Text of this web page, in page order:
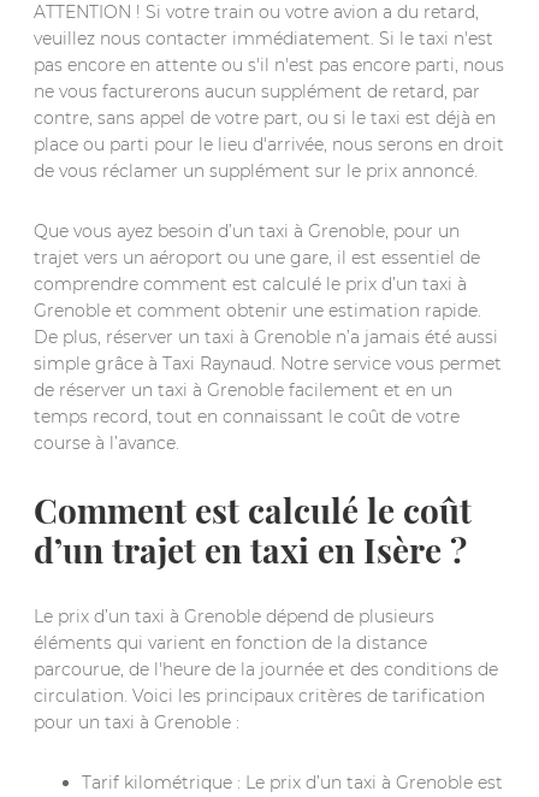
ATTENTION ! Si votre train ou votre avion a du retard,
veuillez nous contacter immédiatement. Si le taxi n'est
pas encore en attente ou s'il n'est pas encore parti, nous
ne vous facturerons aucun supplément de retard, par
contre, sans appel de votre part, ou si le taxi est déjà en
place ou parti pour le lieu d'arrivée, nous serons en droit
de vous réclamer un supplément sur le prix annoncé.
Que vous ayez besoin d’un taxi à Grenoble, pour un
trajet vers un aéroport ou une gare, il est essentiel de
comprendre comment est calculé le prix d’un taxi à
Grenoble et comment obtenir une estimation rapide.
De plus, réserver un taxi à Grenoble n’a jamais été aussi
simple grâce à Taxi Raynaud. Notre service vous permet
de réserver un taxi à Grenoble facilement et en un
temps record, tout en connaissant le coût de votre
course à l’avance.
Comment est calculé le coût
d’un trajet en taxi en Isère ?
Le prix d’un taxi à Grenoble dépend de plusieurs
éléments qui varient en fonction de la distance
parcourue, de l'heure de la journée et des conditions de
circulation. Voici les principaux critères de tarification
pour un taxi à Grenoble :
Tarif kilométrique : Le prix d’un taxi à Grenoble est